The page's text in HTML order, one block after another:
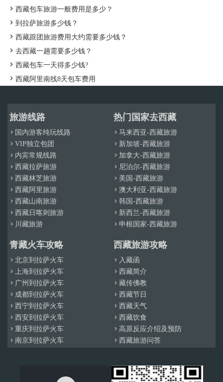
 西藏包车旅游一般费用是多少？
 到拉萨旅游多少钱？
 西藏跟团旅游费用大约需要多少钱？
 去西藏一趟需要多少钱？
 西藏包车一天得多少钱?
 西藏阿里南线8天包车费用
旅游线路
 国内游客纯玩线路
 VIP独立包团
 内宾常规线路
 西藏拉萨旅游
 西藏林芝旅游
 西藏阿里旅游
 西藏山南旅游
 西藏日喀则旅游
 川藏旅游
热门国家去西藏
 马来西亚-西藏旅游
 新加坡-西藏旅游
 加拿大-西藏旅游
 尼泊尔-西藏旅游
 美国-西藏旅游
 澳大利亚-西藏旅游
 韩国-西藏旅游
 新西兰-西藏旅游
 申根国家-西藏旅游
青藏火车攻略
 北京到拉萨火车
 上海到拉萨火车
 广州到拉萨火车
 成都到拉萨火车
 西宁到拉萨火车
 西安到拉萨火车
 重庆到拉萨火车
 南京到拉萨火车
西藏旅游攻略
 入藏函
 西藏简介
 藏传佛教
 西藏节日
 西藏天气
 西藏饮食
 高原反应介绍及预防
 西藏旅游问答